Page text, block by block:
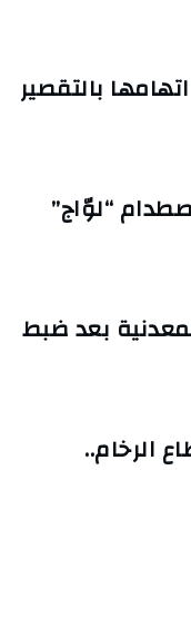
بالتقصير
“لوّاج”
بعد ضبط
الرخام..